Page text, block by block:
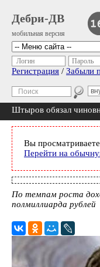
Дебри-ДВ
мобильная версия
Логин Пароль
Регистрация / Забыли
Штыров обязал
Вы
Перейти на
По темпам роста
полмиллиарда рублей